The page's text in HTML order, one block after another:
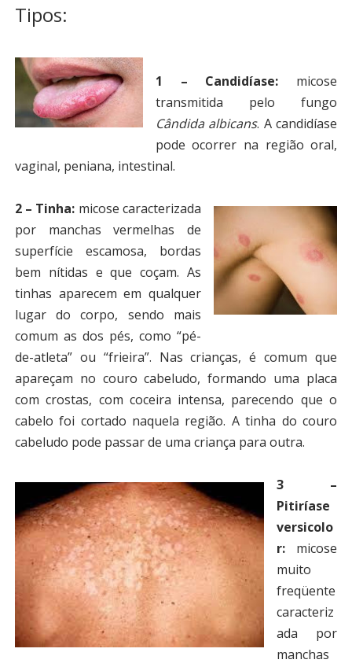
Tipos:
1 – Candidíase: micose
transmitida pelo fungo
Cândida albicans. A candidíase
pode ocorrer na região oral,
vaginal, peniana, intestinal.
2 – Tinha: micose caracterizada
por manchas vermelhas de
superfície escamosa, bordas
bem nítidas e que coçam. As
tinhas aparecem em qualquer
lugar do corpo, sendo mais
comum as dos pés, como “pé-
de-atleta” ou “frieira”. Nas crianças, é comum que
apareçam no couro cabeludo, formando uma placa
com crostas, com coceira intensa, parecendo que o
cabelo foi cortado naquela região. A tinha do couro
cabeludo pode passar de uma criança para outra.
3 –
Pitiríase
versicolo
r:micose
muito
freqüente
caracteriz
ada por
manchas